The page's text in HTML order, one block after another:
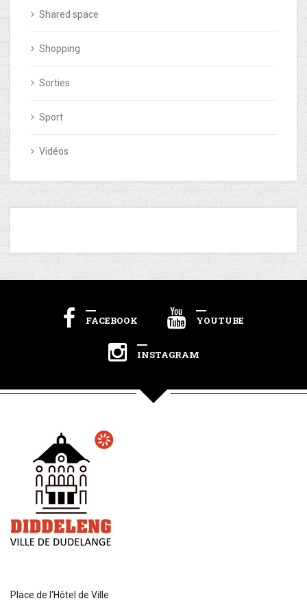
Shared space
Shopping
Sorties
Sport
Vidéos
FACEBOOK YOUTUBE
INSTAGRAM
Place de l'Hôtel de Ville